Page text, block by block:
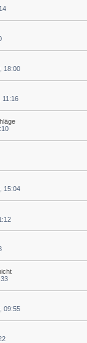
18:00
11:16
15:04
09:55